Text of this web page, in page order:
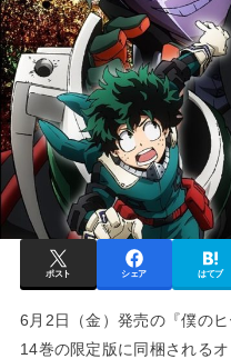
ポスト シェア はてブ
6月2日（金）発売の『僕の
14巻の限定版に同梱される